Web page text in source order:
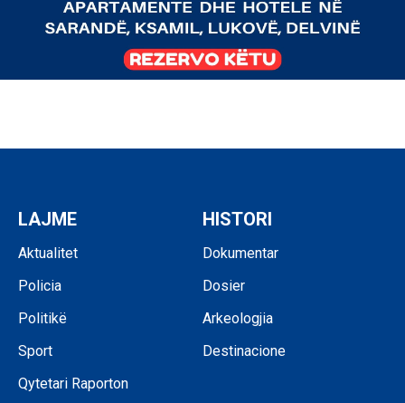
LAJME
Aktualitet
Policia
Politikë
Sport
Qytetari Raporton
HISTORI
Dokumentar
Dosier
Arkeologjia
Destinacione